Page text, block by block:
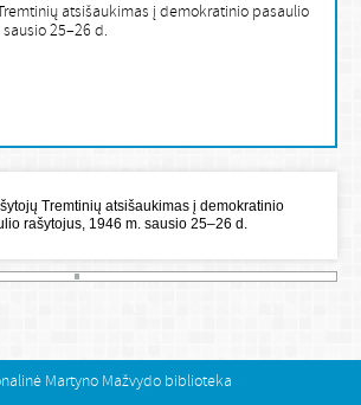
atsišaukimas į demokratinio pasaulio
25–26 d.
Martyno Mažvydo biblioteka